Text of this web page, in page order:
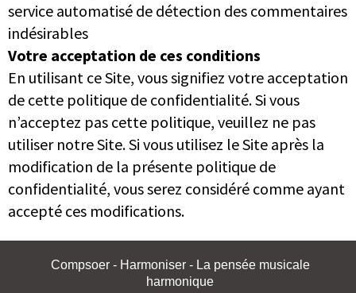
service automatisé de détection des commentaires
indésirables
Votre acceptation de ces conditions
En utilisant ce Site, vous signifiez votre acceptation
de cette politique de confidentialité. Si vous
n’acceptez pas cette politique, veuillez ne pas
utiliser notre Site. Si vous utilisez le Site après la
modification de la présente politique de
confidentialité, vous serez considéré comme ayant
accepté ces modifications.
Compsoer - Harmoniser - La pensée musicale
harmonique